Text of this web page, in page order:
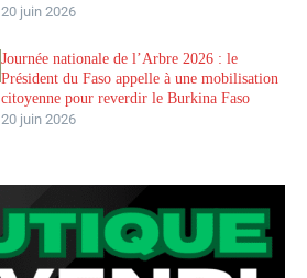
20 juin 2026
Journée nationale de l’Arbre 2026 : le
Président du Faso appelle à une mobilisation
citoyenne pour reverdir le Burkina Faso
20 juin 2026